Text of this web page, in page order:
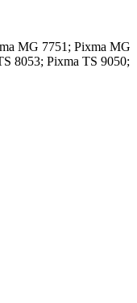
MG 7751; Pixma MG
8053; Pixma TS 9050;